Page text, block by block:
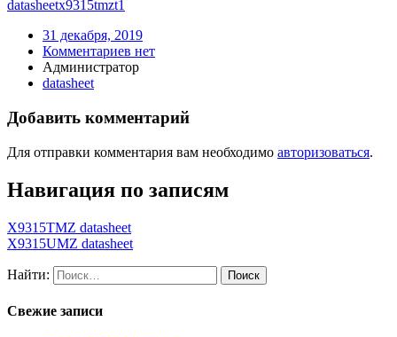
datasheetx9315tmzt1
31 декабря, 2019
Комментариев нет
Администратор
datasheet
Добавить комментарий
Для отправки комментария вам необходимо авторизоваться.
Навигация по записям
X9315TMZ datasheet
X9315UMZ datasheet
Найти:
Свежие записи